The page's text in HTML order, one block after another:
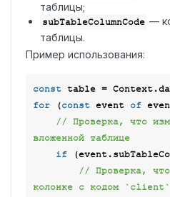
таблицы;
subTableColumnCode —
таблицы.
Пример использования:
const
for (const event of
// Проверка, что
вложенной таблице
if
// Проверка,
колонке с кодом `client`